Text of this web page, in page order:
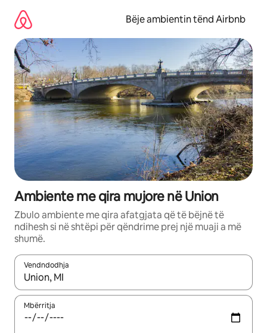
përmbajtja
Bëje ambientin tënd Airbnb
Ambiente me qira mujore në Union
Zbulo ambiente me qira afatgjata që të bëjnë të
ndihesh si në shtëpi për qëndrime prej një muaji a më
shumë.
Vendndodhja
Kur rezultatet të jenë të disponueshme, lëviz me butonat e
Mbërritja